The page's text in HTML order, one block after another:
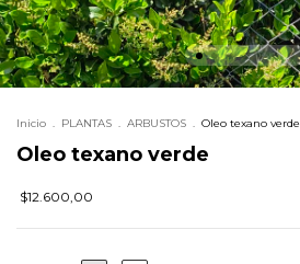
Inicio . PLANTAS . ARBUSTOS . Oleo texano verde
Oleo texano verde
$12.600,00